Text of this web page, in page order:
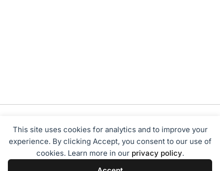
This site uses cookies for analytics and to improve your
experience. By clicking Accept, you consent to our use of
cookies. Learn more in our privacy policy.
Tentang Kami Redaksi Disclaimer
Privacy Policy